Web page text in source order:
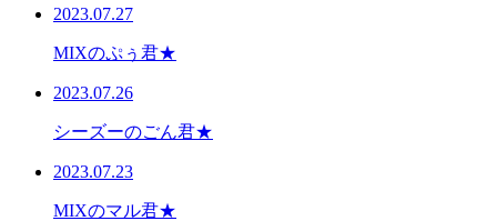
2023.07.27
MIXのぷぅ君★
2023.07.26
シーズーのごん君★
2023.07.23
MIXのマル君★